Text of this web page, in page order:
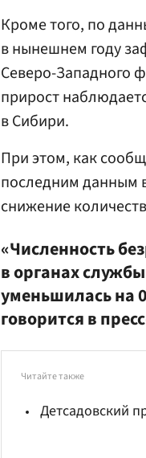
Кроме того, по
в нынешнем году
Северо-Западного
прирост
в Сибири.
При этом, как
последним данным
снижение
«Численность
в органах
уменьшилась на
говорится в
Читайте также
Детсадовский